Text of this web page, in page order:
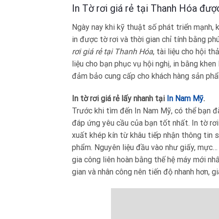
In Tờ rơi giá rẻ tại Thanh Hóa
Ngày nay khi kỹ thuật số phát triển
in được tờ rơi và thời gian chỉ tính bằng
rơi giá rẻ tại Thanh Hóa, tài liệu cho hội
liệu cho bạn phục vụ hội nghị, in bằng
đảm bảo cung cấp cho khách hàng sản
In tờ rơi giá rẻ lấy nhanh tại In Nam Mỹ.
Trước khi tìm đến In Nam Mỹ, có thể bạn
đáp ứng yêu cầu của bạn tốt nhất. In tờ
xuất khép kín từ khâu tiếp nhận thông tin
phẩm. Nguyên liệu đầu vào như giấy,
gia công liên hoàn bằng thế hệ máy mới
gian và nhân công nên tiến độ nhanh hơn,